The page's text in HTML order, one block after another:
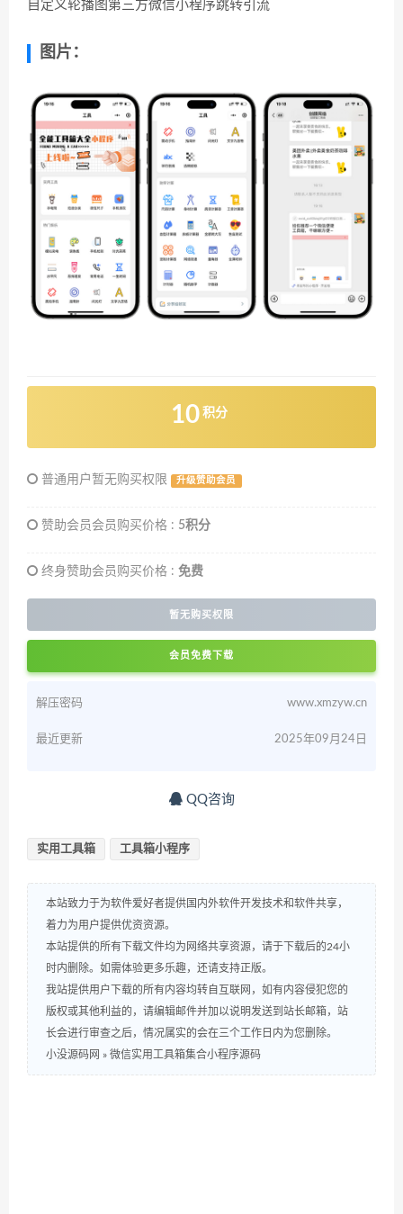
自定义轮播图第三方微信小程序跳转引流
图片：
10 积分
普通用户暂无购买权限 升级赞助会员
赞助会员会员购买价格 : 5积分
终身赞助会员购买价格 : 免费
暂无购买权限
会员免费下载
解压密码 www.xmzyw.cn
最近更新 2025年09月24日
QQ咨询
实用工具箱 工具箱小程序
本站致力于为软件爱好者提供国内外软件开发技术和软件共享，
着力为用户提供优资资源。
本站提供的所有下载文件均为网络共享资源，请于下载后的24小
时内删除。如需体验更多乐趣，还请支持正版。
我站提供用户下载的所有内容均转自互联网，如有内容侵犯您的
版权或其他利益的，请编辑邮件并加以说明发送到站长邮箱，站
长会进行审查之后，情况属实的会在三个工作日内为您删除。
小没源码网 » 微信实用工具箱集合小程序源码